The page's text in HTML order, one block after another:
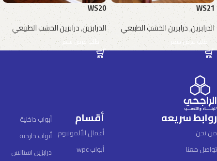
WS21
الدرابزين,درابزين الخشب الطبيعي
طلب عرض سعر
WS20
الدرابزين,درابزين الخشب الطبيعي
طلب عرض سعر
روابط سريعه
من نحن
تواصل معنا
أقسام
أعمال الألمونيوم
أبواب wpc
أبواب داخلية
أبواب خارجية
درابزين استالس